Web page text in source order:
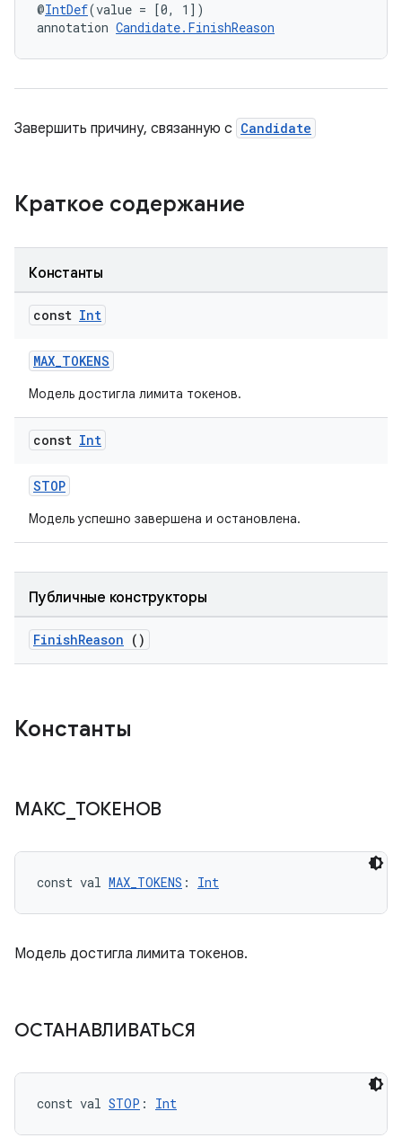
@IntDef(value = [0, 1])
annotation Candidate.FinishReason
Завершить причину, связанную с Candidate
Краткое содержание
Константы
const Int
MAX_TOKENS
Модель достигла лимита токенов.
const Int
STOP
Модель успешно завершена и остановлена.
Публичные конструкторы
FinishReason ()
Константы
МАКС ТОКЕНОВ
const val MAX_TOKENS : Int
Модель достигла лимита токенов.
ОСТАНАВЛИВАТЬСЯ
const val STOP : Int